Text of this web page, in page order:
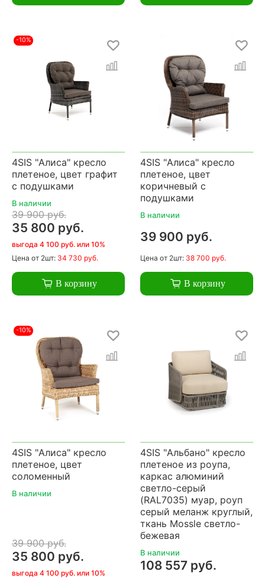
-10%
4SIS "Алиса" кресло
плетеное, цвет графит
с подушками
В наличии
39 900 руб.
35 800 руб.
выгода 4 100 руб. или 10%
Цена от 2шт: 34 730 руб.
В корзину
4SIS "Алиса" кресло
плетеное, цвет
коричневый с
подушками
В наличии
39 900 руб.
Цена от 2шт: 38 700 руб.
В корзину
-10%
4SIS "Алиса" кресло
плетеное, цвет
соломенный
В наличии
39 900 руб.
35 800 руб.
выгода 4 100 руб. или 10%
4SIS "Альбано" кресло
плетеное из роупа,
каркас алюминий
светло-серый
(RAL7035) муар, роуп
серый меланж круглый,
ткань Mossle светло-
бежевая
В наличии
108 557 руб.